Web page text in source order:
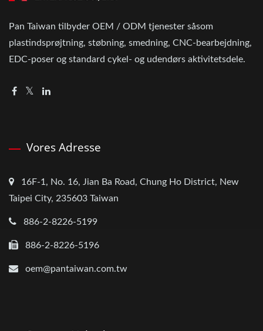
Pan Taiwan tilbyder OEM / ODM tjenester såsom
plastindsprøjtning, støbning, smedning, CNC-bearbejdning,
EDC-poser og standard cykel- og udendørs aktivitetsdele.
Vores Adresse
16F-1, No. 16, Jian Ba Road, Chung Ho District, New
Taipei City, 235603 Taiwan
886-2-8226-5199
886-2-8226-5196
oem@pantaiwan.com.tw